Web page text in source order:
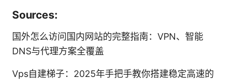
Sources:
国外怎么访问国内网站的完整指南：VPN、智能
DNS与代理方案全覆盖
Vps自建梯子：2025年手把手教你搭建稳定高速的